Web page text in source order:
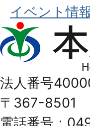
イベント情
本
庄
Honjo
City
法人番号
〒367-8501